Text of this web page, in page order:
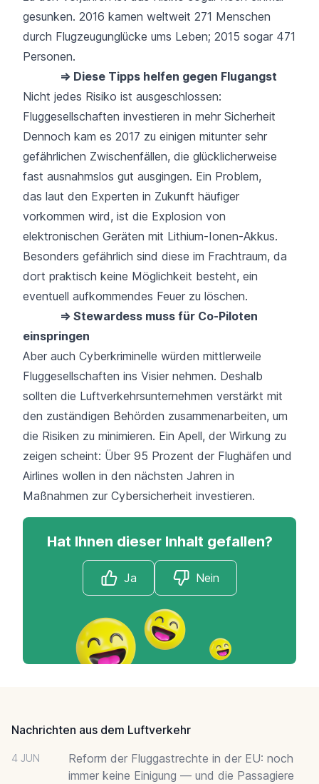
gesunken. 2016 kamen weltweit 271 Menschen
durch Flugzeugunglücke ums Leben; 2015 sogar 471
Personen.
⇒ Diese Tipps helfen gegen Flugangst
Nicht jedes Risiko ist ausgeschlossen:
Fluggesellschaften investieren in mehr Sicherheit
Dennoch kam es 2017 zu einigen mitunter sehr
gefährlichen Zwischenfällen, die glücklicherweise
fast ausnahmslos gut ausgingen. Ein Problem,
das laut den Experten in Zukunft häufiger
vorkommen wird, ist die Explosion von
elektronischen Geräten mit Lithium-Ionen-Akkus.
Besonders gefährlich sind diese im Frachtraum, da
dort praktisch keine Möglichkeit besteht, ein
eventuell aufkommendes Feuer zu löschen.
⇒ Stewardess muss für Co-Piloten
einspringen
Aber auch Cyberkriminelle würden mittlerweile
Fluggesellschaften ins Visier nehmen. Deshalb
sollten die Luftverkehrsunternehmen verstärkt mit
den zuständigen Behörden zusammenarbeiten, um
die Risiken zu minimieren. Ein Apell, der Wirkung zu
zeigen scheint: Über 95 Prozent der Flughäfen und
Airlines wollen in den nächsten Jahren in
Maßnahmen zur Cybersicherheit investieren.
Hat Ihnen dieser Inhalt gefallen?
Ja Nein
Nachrichten aus dem Luftverkehr
4 JUN
Reform der Fluggastrechte in der EU: noch
immer keine Einigung — und die Passagiere